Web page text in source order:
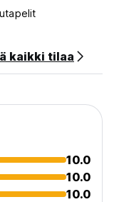
from original
kaikki tilaa
10.0
10.0
10.0